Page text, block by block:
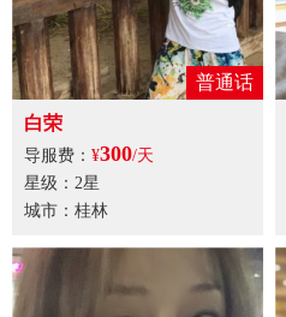
普通话
白荣
导服费： ¥300/天
星级：2星
城市：桂林